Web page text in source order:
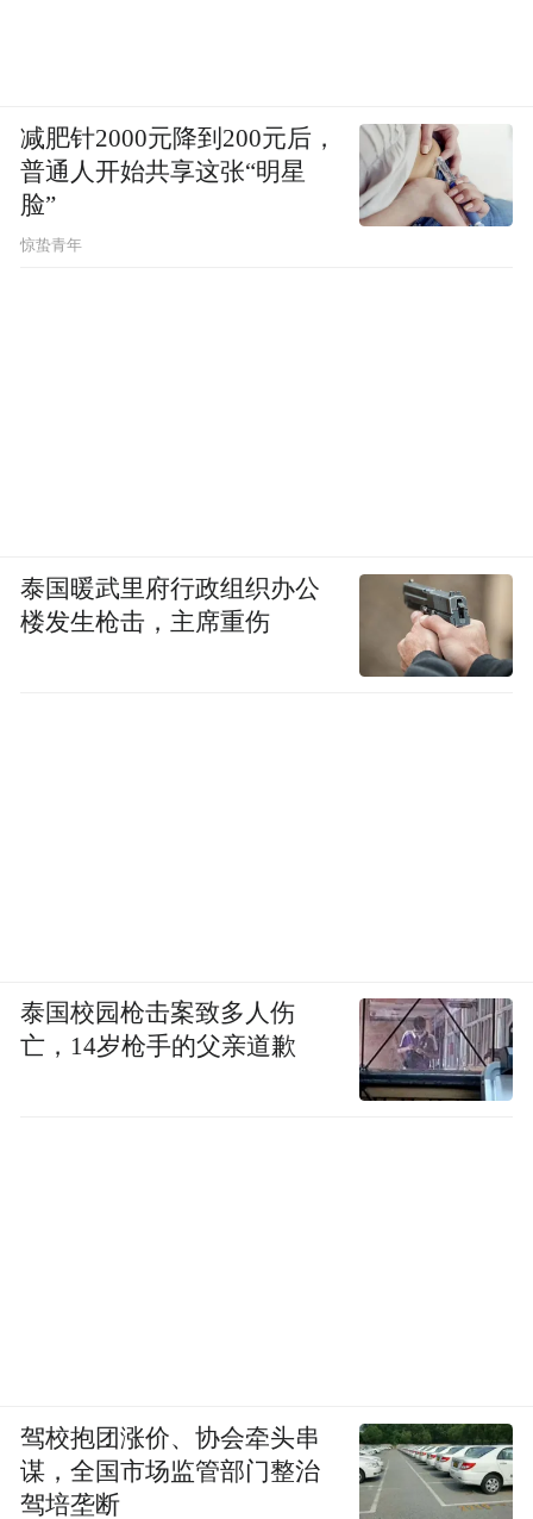
减肥针2000元降到200元后，
普通人开始共享这张“明星
脸”
惊蛰青年
泰国暖武里府行政组织办公
楼发生枪击，主席重伤
泰国校园枪击案致多人伤
亡，14岁枪手的父亲道歉
驾校抱团涨价、协会牵头串
谋，全国市场监管部门整治
驾培垄断